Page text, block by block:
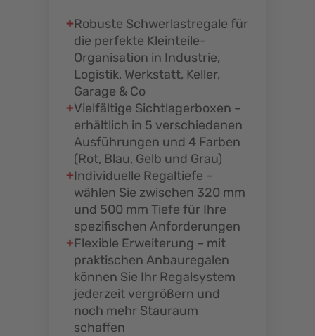
Robuste Schwerlastregale für
die perfekte Kleinteile-
Organisation in Industrie,
Logistik, Werkstatt, Keller,
Garage & Co
Vielfältige Sichtlagerboxen –
erhältlich in 5 verschiedenen
Ausführungen und 4 Farben
(Rot, Blau, Gelb und Grau)
Individuelle Regaltiefe –
wählen Sie zwischen 320 mm
und 500 mm Tiefe für Ihre
spezifischen Anforderungen
Flexible Erweiterung – mit
praktischen Anbauregalen
können Sie Ihr Regalsystem
jederzeit vergrößern und
noch mehr Stauraum
schaffen